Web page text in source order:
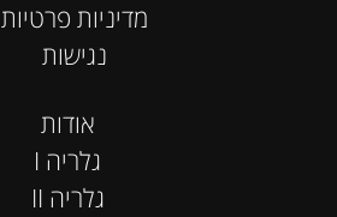
אודות
I גלריה
II גלריה
מדיניות פרטיות
נגישות